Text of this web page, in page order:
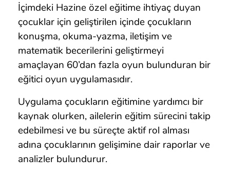
İçimdeki Hazine özel eğitime ihtiyaç duyan
çocuklar için geliştirilen içinde çocukların
konuşma, okuma-yazma, iletişim ve
matematik becerilerini geliştirmeyi
amaçlayan 60’dan fazla oyun bulunduran bir
eğitici oyun uygulamasıdır.
Uygulama çocukların eğitimine yardımcı bir
kaynak olurken, ailelerin eğitim sürecini takip
edebilmesi ve bu süreçte aktif rol alması
adına çocuklarının gelişimine dair raporlar ve
analizler bulundurur.